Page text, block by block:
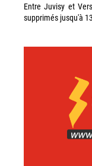
Entre Juvisy et
supprimés jusqu'à